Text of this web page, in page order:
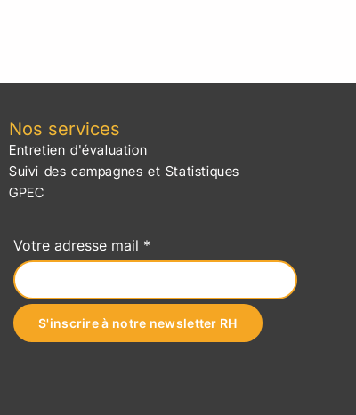
Nos services
Entretien d'évaluation
Suivi des campagnes et Statistiques
GPEC
Votre adresse mail *